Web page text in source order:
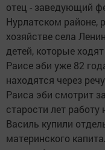
отец - заведующий
Нурлатском районе,
хозяйстве села
детей, которые
Раисе эби уже 82
находятся через
Раиса эби смотрит
старости лет
Василь купили
материнского